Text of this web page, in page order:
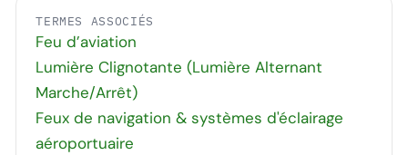
TERMES ASSOCIÉS
Feu d’aviation
Lumière Clignotante (Lumière Alternant
Marche/Arrêt)
Feux de navigation & systèmes d'éclairage
aéroportuaire